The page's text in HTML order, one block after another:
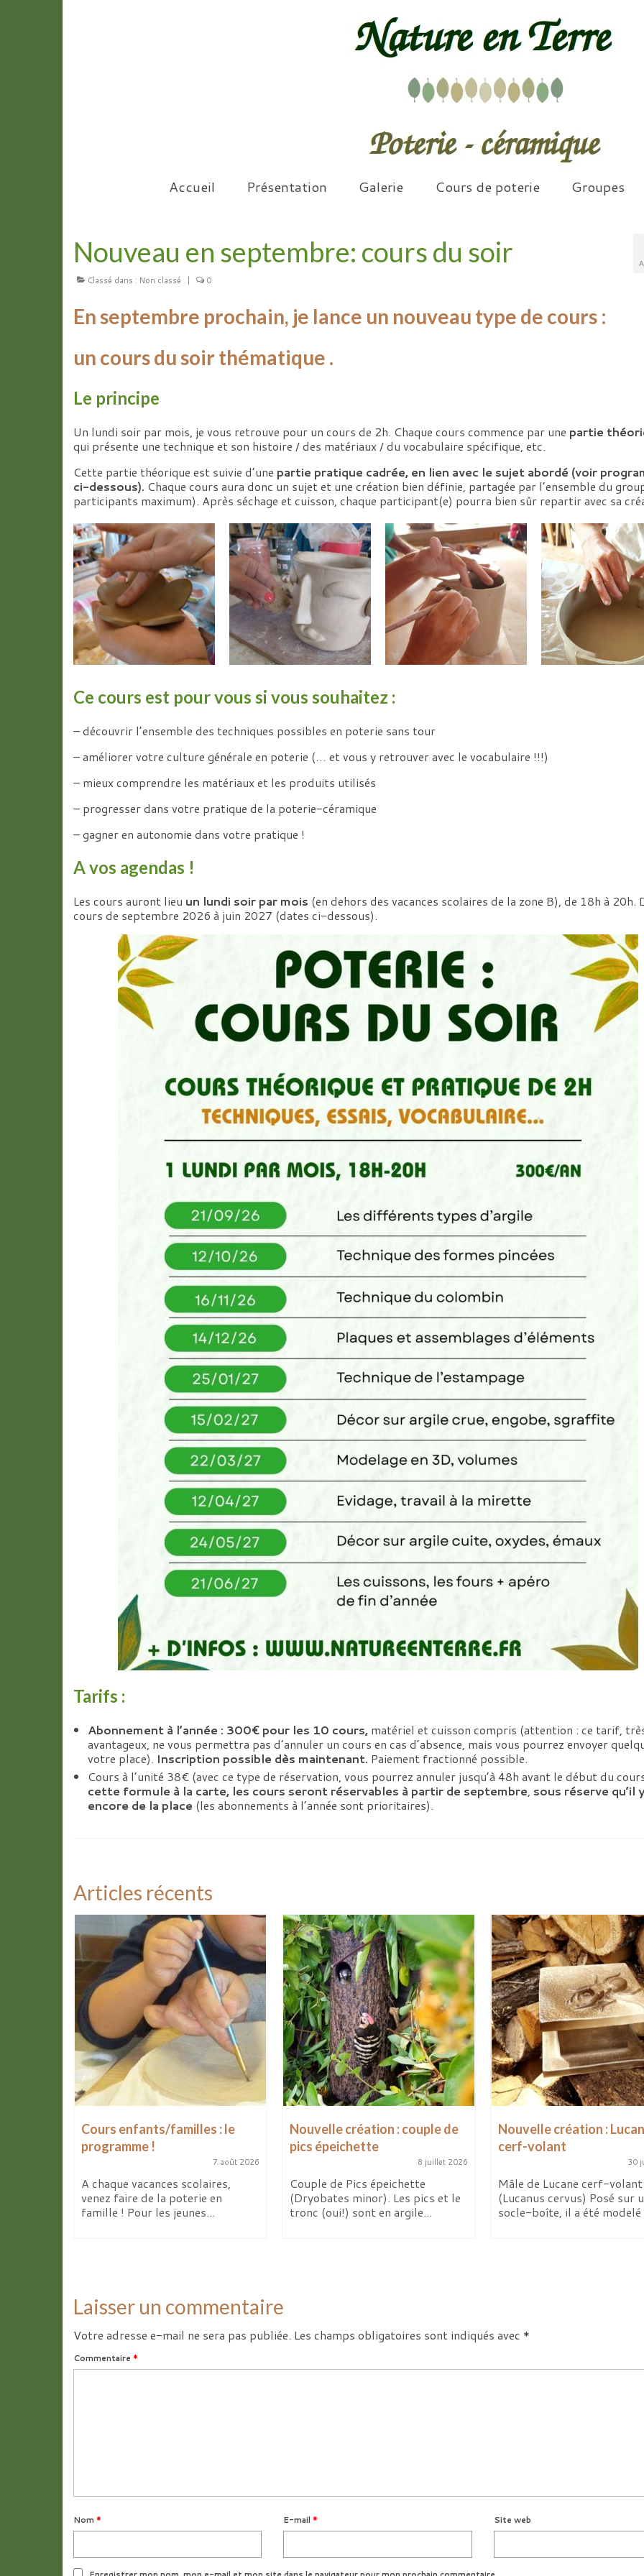
Accueil Présentation Galerie Cours de poterie Groupes
Nouveau en septembre: cours du soir
Classé dans : Non classé | 0
En septembre prochain, je lance un nouveau type de cours :
un cours du soir thématique .
Le principe
Un lundi soir par mois, je vous retrouve pour un cours de 2h. Chaque cours commence par une partie
qui présente une technique et son histoire / des matériaux / du vocabulaire spécifique, etc.
Cette partie théorique est suivie d’une partie pratique cadrée, en lien avec le sujet abordé (voir
ci-dessous). Chaque cours aura donc un sujet et une création bien définie, partagée par l’ensemble du
participants maximum). Après séchage et cuisson, chaque participant(e) pourra bien sûr repartir avec sa
Ce cours est pour vous si vous souhaitez :
– découvrir l’ensemble des techniques possibles en poterie sans tour
– améliorer votre culture générale en poterie (… et vous y retrouver avec le vocabulaire !!!)
– mieux comprendre les matériaux et les produits utilisés
– progresser dans votre pratique de la poterie-céramique
– gagner en autonomie dans votre pratique !
A vos agendas !
Les cours auront lieu un lundi soir par mois (en dehors des vacances scolaires de la zone B), de 18h à 20h.
cours de septembre 2026 à juin 2027 (dates ci-dessous).
Tarifs :
Abonnement à l’année : 300€ pour les 10 cours, matériel et cuisson compris (attention : ce tarif,
avantageux, ne vous permettra pas d’annuler un cours en cas d’absence, mais vous pourrez envoyer
votre place). Inscription possible dès maintenant. Paiement fractionné possible.
Cours à l’unité 38€ (avec ce type de réservation, vous pourrez annuler jusqu’à 48h avant le début du
cette formule à la carte, les cours seront réservables à partir de septembre sous réserve qu’il
encore de la place (les abonnements à l’année sont prioritaires).
Articles récents
Cours enfants/familles : le
programme !
7 août 2026
A chaque vacances scolaires,
venez faire de la poterie en
famille ! Pour les jeunes...
Nouvelle création : couple de
pics épeichette
8 juillet 2026
Couple de Pics épeichette
(Dryobates minor). Les pics et le
tronc (oui!) sont en argile...
Nouvelle création :
cerf-volant
30
Mâle de Lucane cerf-volant
(Lucanus cervus) Posé sur
socle-boîte, il a été modelé
Laisser un commentaire
Votre adresse e-mail ne sera pas publiée. Les champs obligatoires sont indiqués avec *
Commentaire *
Nom * E-mail * Site web